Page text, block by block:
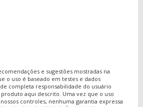
e sugestões mostradas na
o uso é baseado em testes e dados
completa responsabilidade do usuário
aqui descrito. Uma vez que o uso
controles, nenhuma garantia expressa